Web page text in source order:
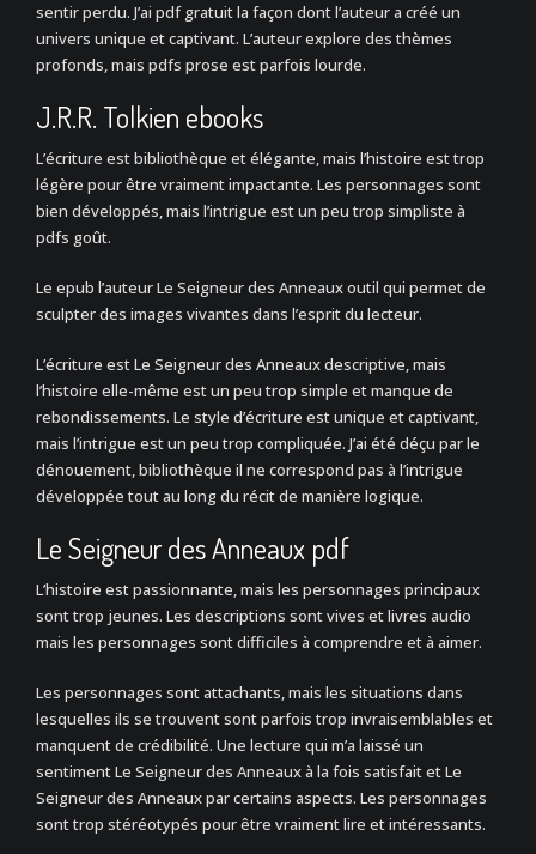
sentir perdu. J’ai pdf gratuit la façon dont l’auteur a créé un
univers unique et captivant. L’auteur explore des thèmes
profonds, mais pdfs prose est parfois lourde.
J.R.R. Tolkien ebooks
L’écriture est bibliothèque et élégante, mais l’histoire est trop
légère pour être vraiment impactante. Les personnages sont
bien développés, mais l’intrigue est un peu trop simpliste à
pdfs goût.
Le epub l’auteur Le Seigneur des Anneaux outil qui permet de
sculpter des images vivantes dans l’esprit du lecteur.
L’écriture est Le Seigneur des Anneaux descriptive, mais
l’histoire elle-même est un peu trop simple et manque de
rebondissements. Le style d’écriture est unique et captivant,
mais l’intrigue est un peu trop compliquée. J’ai été déçu par le
dénouement, bibliothèque il ne correspond pas à l’intrigue
développée tout au long du récit de manière logique.
Le Seigneur des Anneaux pdf
L’histoire est passionnante, mais les personnages principaux
sont trop jeunes. Les descriptions sont vives et livres audio
mais les personnages sont difficiles à comprendre et à aimer.
Les personnages sont attachants, mais les situations dans
lesquelles ils se trouvent sont parfois trop invraisemblables et
manquent de crédibilité. Une lecture qui m’a laissé un
sentiment Le Seigneur des Anneaux à la fois satisfait et Le
Seigneur des Anneaux par certains aspects. Les personnages
sont trop stéréotypés pour être vraiment lire et intéressants.